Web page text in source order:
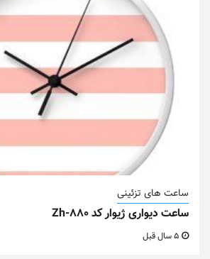
ساعت های تزئینی
ساعت دیواری ژیوار کد Zh-880